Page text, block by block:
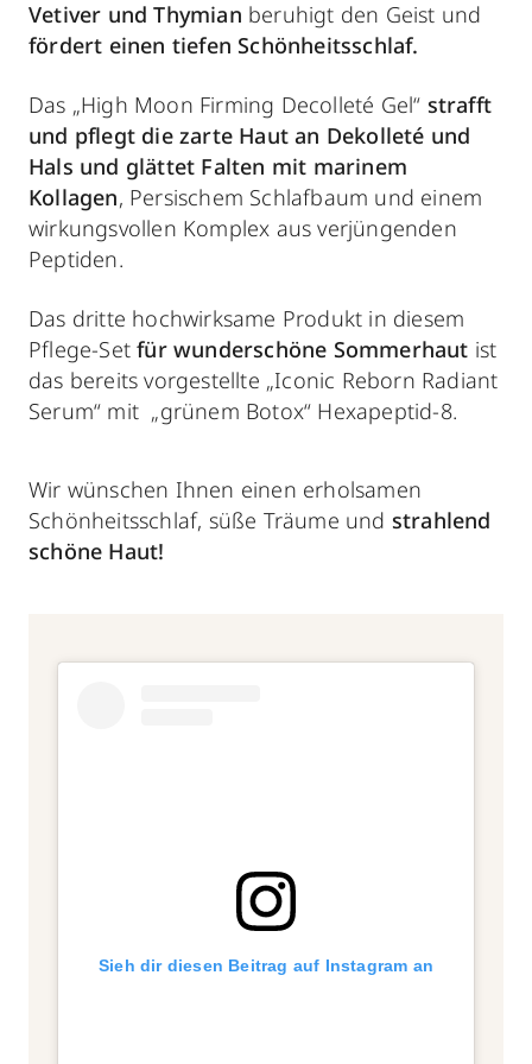
Vetiver und Thymian beruhigt den Geist und
fördert einen tiefen Schönheitsschlaf.
Das „High Moon Firming Decolleté Gel“ strafft
und pflegt die zarte Haut an Dekolleté und
Hals und glättet Falten mit marinem
Kollagen, Persischem Schlafbaum und einem
wirkungsvollen Komplex aus verjüngenden
Peptiden.
Das dritte hochwirksame Produkt in diesem
Pflege-Setfür wunderschöne Sommerhaut ist
das bereits vorgestellte „Iconic Reborn Radiant
Serum“ mit „grünem Botox“ Hexapeptid-8.
Wir wünschen Ihnen einen erholsamen
Schönheitsschlaf, süße Träume und strahlend
schöne Haut!
Sieh dir diesen Beitrag auf Instagram an